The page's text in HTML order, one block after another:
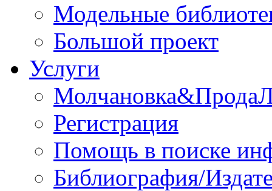
Модельные
Большой проект
Услуги
Регистрация
Помощь в поиске
Библиография/